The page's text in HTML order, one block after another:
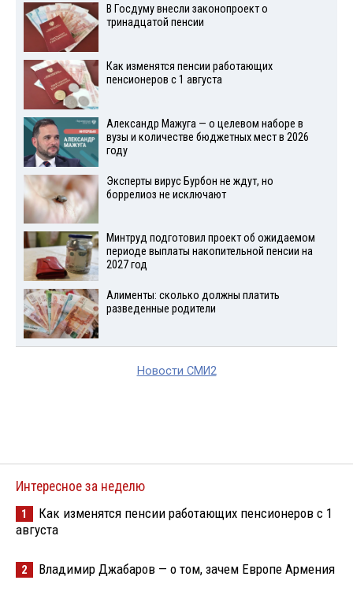
В Госдуму внесли законопроект о
тринадцатой пенсии
Как изменятся пенсии работающих
пенсионеров с 1 августа
Александр Мажуга — о целевом наборе в
вузы и количестве бюджетных мест в 2026
году
Эксперты вирус Бурбон не ждут, но
боррелиоз не исключают
Минтруд подготовил проект об ожидаемом
периоде выплаты накопительной пенсии на
2027 год
Алименты: сколько должны платить
разведенные родители
Новости СМИ2
Интересное за неделю
1
Как изменятся пенсии работающих пенсионеров с 1
августа
2 Владимир Джабаров — о том, зачем Европе Армения